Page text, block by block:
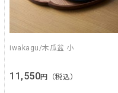
iwakagu/木瓜盆 小
11,550円（税込）